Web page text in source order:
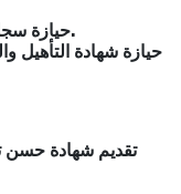
حيازة سجل تجاري يتضمن نشاط البناء المعدني.
تقديم شهادة حسن
حيازة سجل تجاري يتضمن نشاط البناء المعدني.
حيازة شهادة التأهيل
تقديم شهادة حسن